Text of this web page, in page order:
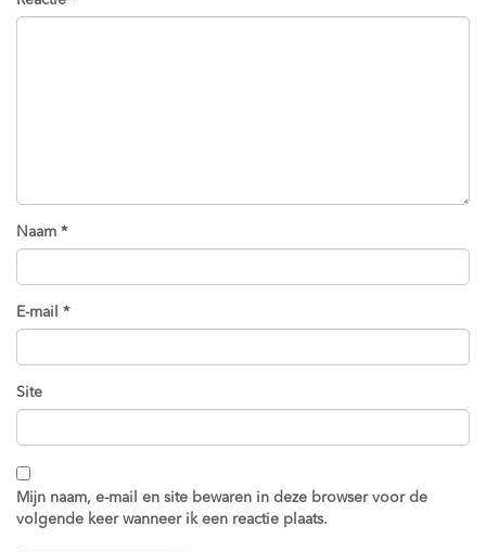
Naam *
E-mail *
Site
Mijn naam, e-mail en site bewaren in deze browser voor de
volgende keer wanneer ik een reactie plaats.